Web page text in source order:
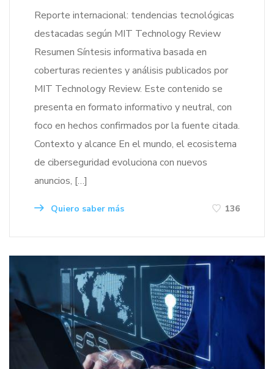
Reporte internacional: tendencias tecnológicas
destacadas según MIT Technology Review
Resumen Síntesis informativa basada en
coberturas recientes y análisis publicados por
MIT Technology Review. Este contenido se
presenta en formato informativo y neutral, con
foco en hechos confirmados por la fuente citada.
Contexto y alcance En el mundo, el ecosistema
de ciberseguridad evoluciona con nuevos
anuncios, […]
Quiero saber más 136